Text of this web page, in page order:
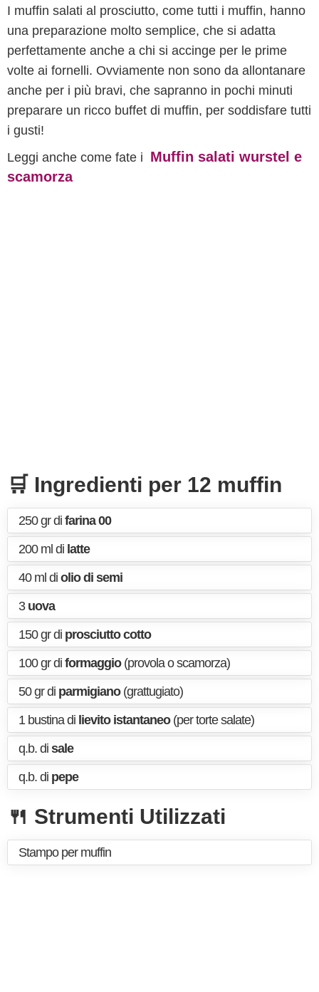
I muffin salati al prosciutto, come tutti i muffin, hanno
una preparazione molto semplice, che si adatta
perfettamente anche a chi si accinge per le prime
volte ai fornelli. Ovviamente non sono da allontanare
anche per i più bravi, che sapranno in pochi minuti
preparare un ricco buffet di muffin, per soddisfare tutti
i gusti!
Leggi anche come fate i Muffin salati wurstel e
scamorza
🛒 Ingredienti per 12 muffin
250 gr di farina 00
200 ml di latte
40 ml di olio di semi
3 uova
150 gr di prosciutto cotto
100 gr di formaggio(provola o scamorza)
50 gr di parmigiano(grattugiato)
1 bustina di lievito istantaneo(per torte salate)
q.b. di sale
q.b. di pepe
🍴 Strumenti Utilizzati
Stampo per muffin